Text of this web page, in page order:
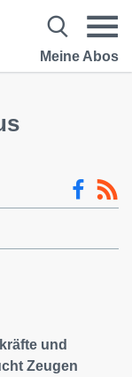
Meine Abos
und
Zeugen